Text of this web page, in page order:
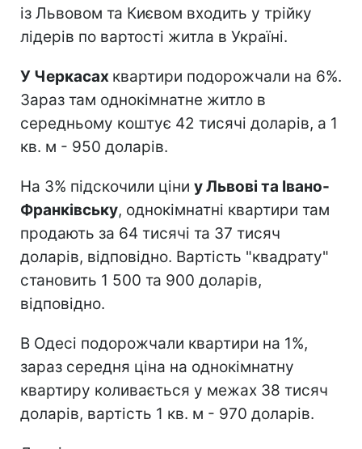
із Львовом та Києвом входить у трійку
лідерів по вартості житла в Україні.
У Черкасах квартири подорожчали на 6%.
Зараз там однокімнатне житло в
середньому коштує 42 тисячі доларів, а 1
кв. м - 950 доларів.
На 3% підскочили ціни у Львові та Івано-
Франківську, однокімнатні квартири там
продають за 64 тисячі та 37 тисяч
доларів, відповідно. Вартість "квадрату"
становить 1 500 та 900 доларів,
відповідно.
В Одесі подорожчали квартири на 1%,
зараз середня ціна на однокімнатну
квартиру коливається у межах 38 тисяч
доларів, вартість 1 кв. м - 970 доларів.